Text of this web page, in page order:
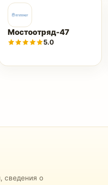
Мостоотряд-47
5.0
сведения о